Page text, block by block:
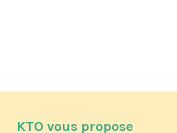
KTO vous propose